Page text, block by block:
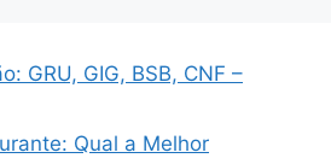
GRU, GIG, BSB, CNF –
Qual a Melhor